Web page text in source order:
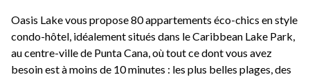
Oasis Lake vous propose 80 appartements éco-chics en style
condo-hôtel, idéalement situés dans le Caribbean Lake Park,
au centre-ville de Punta Cana, où tout ce dont vous avez
besoin est à moins de 10 minutes : les plus belles plages, des